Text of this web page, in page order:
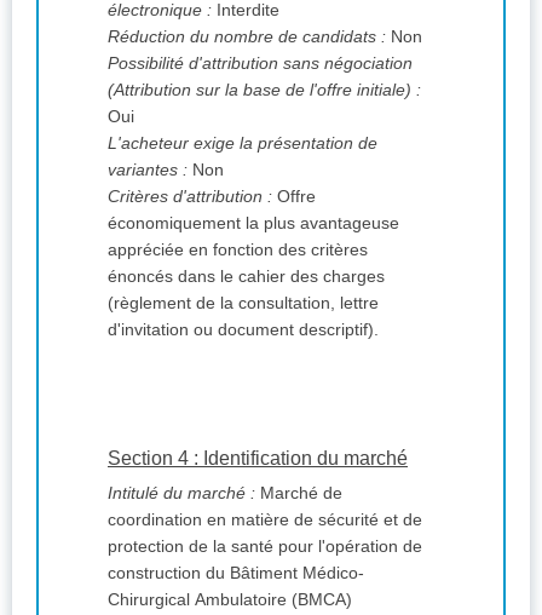
électronique : Interdite
Réduction du nombre de candidats : Non
Possibilité d'attribution sans négociation
(Attribution sur la base de l'offre initiale) :
Oui
L'acheteur exige la présentation de
variantes : Non
Critères d'attribution : Offre
économiquement la plus avantageuse
appréciée en fonction des critères
énoncés dans le cahier des charges
(règlement de la consultation, lettre
d'invitation ou document descriptif).
Section 4 : Identification du marché
Intitulé du marché : Marché de
coordination en matière de sécurité et de
protection de la santé pour l'opération de
construction du Bâtiment Médico-
Chirurgical Ambulatoire (BMCA)